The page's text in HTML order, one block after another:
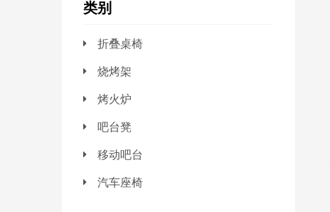
类别
折叠桌椅
烧烤架
烤火炉
吧台凳
移动吧台
汽车座椅